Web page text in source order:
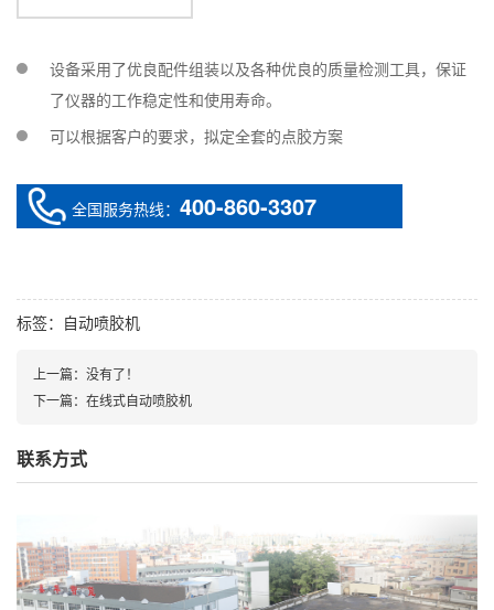
设备采用了优良配件组装以及各种优良的质量检测工具，保证
了仪器的工作稳定性和使用寿命。
可以根据客户的要求，拟定全套的点胶方案
全国服务热线： 400-860-3307
标签： 自动喷胶机
上一篇：没有了！
下一篇： 在线式自动喷胶机
联系方式